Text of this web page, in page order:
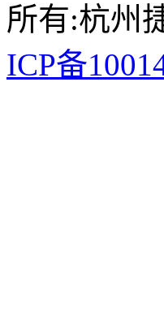
所有:杭州
ICP备